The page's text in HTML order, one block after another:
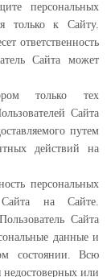
персональных
только к Сайту.
ответственность
Сайта может
только тех
Сайта
путем
действий на
персональных
Сайта на Сайте.
Сайта
данные и
состоянии. Всю
недостоверных или